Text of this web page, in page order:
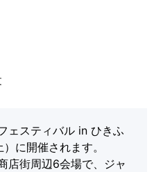
ェスティバル in ひきふ
に開催されます。
店街周辺6会場で、ジャ